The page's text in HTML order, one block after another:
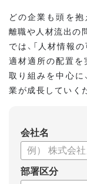
どの企業も頭を抱
離職や人材流出の
では、「人材情報の
適材適所の配置を
取り組みを中心に
業が成長していく
【資料の内容】
・不適切な人員配
・データドリブン
会社名
部署区分